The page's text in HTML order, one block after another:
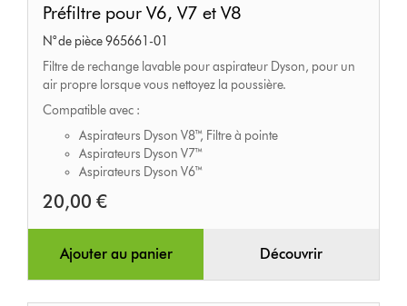
pour
V6,
V7
et
Préfiltre pour V6, V7 et V8
N° de pièce 965661-01
Filtre de rechange lavable pour aspirateur Dyson, pour un
air propre lorsque vous nettoyez la poussière.
Compatible avec :
Aspirateurs Dyson V8™, Filtre à pointe
Aspirateurs Dyson V7™
Aspirateurs Dyson V6™
20,00 €
Ajouter au panier Découvrir